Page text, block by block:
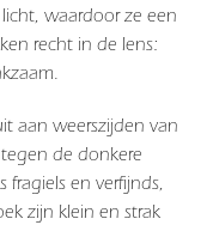
waardoor ze een
recht in de lens:
aan weerszijden van
de donkere
en verfijnds,
zijn klein en strak